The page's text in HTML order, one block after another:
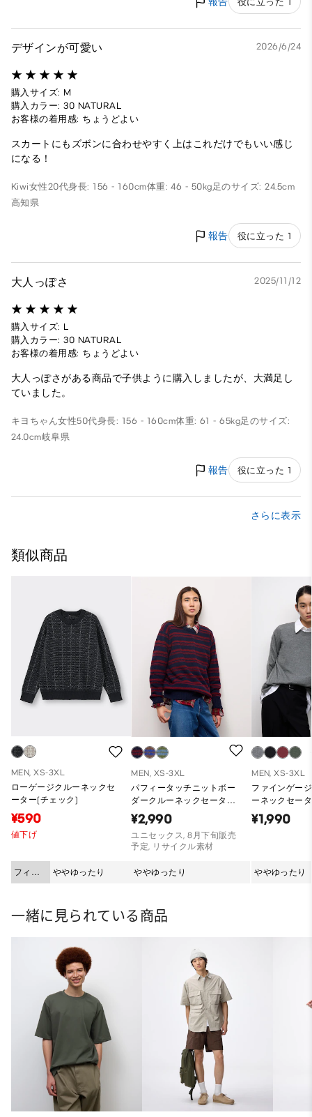
デザインが可愛い 2026/6/24
購入サイズ: M
購入カラー: 30 NATURAL
お客様の着用感: ちょうどよい
スカートにもズボンに合わせやすく上はこれだけでもいい感じ
になる！
Kiwi女性20代身長: 156 - 160cm体重: 46 - 50kg足のサイズ: 24.5cm
高知県
報告 役に立った 1
大人っぽさ 2025/11/12
購入サイズ: L
購入カラー: 30 NATURAL
お客様の着用感: ちょうどよい
大人っぽさがある商品で子供ように購入しましたが、大満足し
ていました。
キヨちゃん女性50代身長: 156 - 160cm体重: 61 - 65kg足のサイズ:
24.0cm岐阜県
報告 役に立った 1
さらに表示
類似商品
MEN, XS-3XL
ローゲージクルーネックセ
ーター(チェック)
¥590
値下げ
フィッ
ト
ややゆったり
MEN, XS-3XL
パフィータッチニットボー
ダークルーネックセーター
PF
¥2,990
ユニセックス, 8月下旬販売
予定, リサイクル素材
ややゆったり
MEN, XS-3XL
ファインゲー
ーネックセー
¥1,990
ややゆったり
一緒に見られている商品